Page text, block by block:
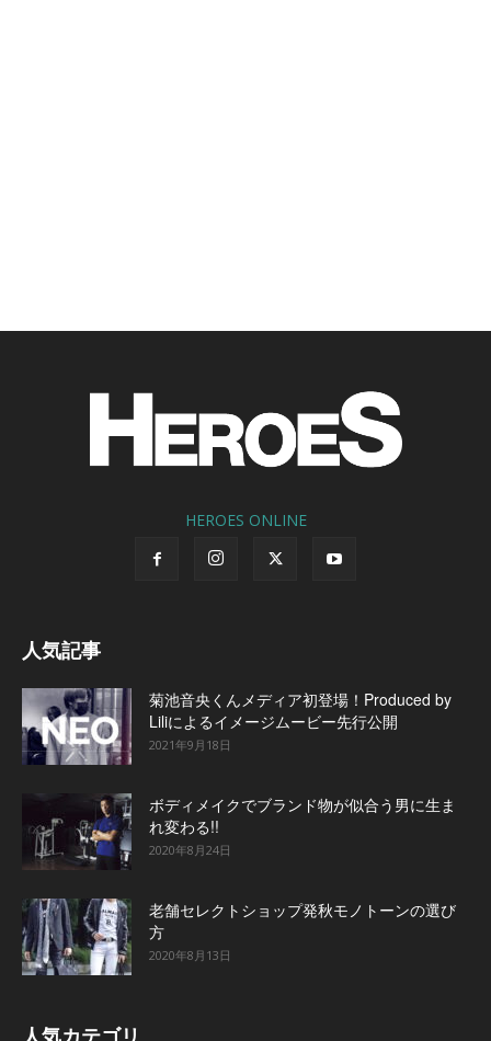
HEROES ONLINE
人気記事
菊池音央くんメディア初登場！Produced by
Liliによるイメージムービー先行公開
2021年9月18日
ボディメイクでブランド物が似合う男に生ま
れ変わる!!
2020年8月24日
老舗セレクトショップ発秋モノトーンの選び
方
2020年8月13日